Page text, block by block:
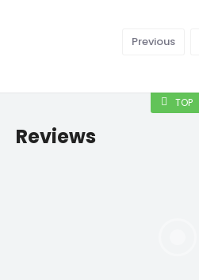
Previous
TOP
Reviews